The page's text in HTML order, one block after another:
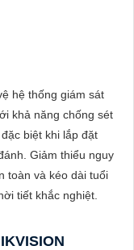
và chi phí phải
ảnh sắc nét và giá
hệ thống giám sát
khả năng chống sét
biệt khi lắp đặt
Giảm thiểu nguy
toàn và kéo dài tuổi
tiết khắc nghiệt.